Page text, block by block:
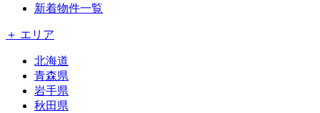
新着物件一覧
＋ エリア
北海道
青森県
岩手県
秋田県